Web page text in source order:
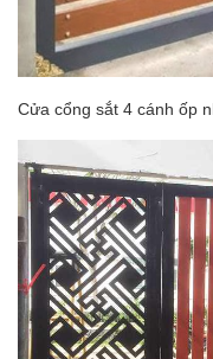
Cửa cổng sắt 4 cánh ốp